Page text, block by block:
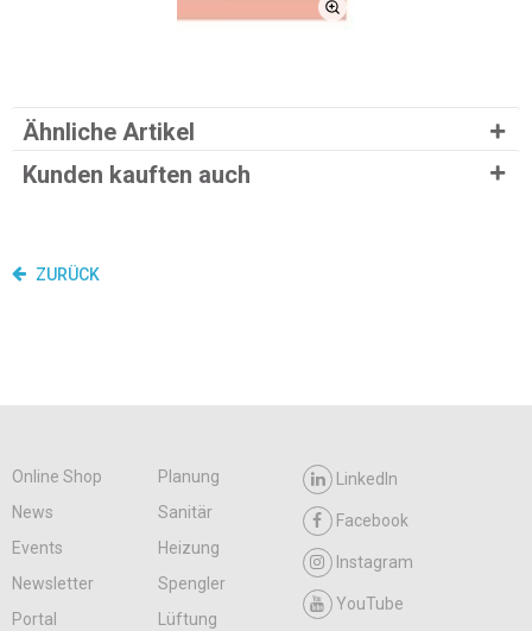
Ähnliche Artikel
Kunden kauften auch
ZURÜCK
Online Shop
Planung
News
Sanitär
Events
Heizung
Newsletter
Spengler
Portal
Lüftung
LinkedIn
Facebook
Instagram
YouTube